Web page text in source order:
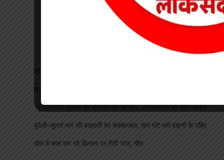
भू-प्रभावित युवाओं को रोजगार देने की मांग, महाप्रबंधक को सौंपा ज्ञापन
बुंदेली-सुतर्रा मार्ग की बदहाली पर चक्काजाम, चार घंटे थमे वाहनों के पहिए
खेत में काम कर रहे किसान पर गिरी गाज, मौत